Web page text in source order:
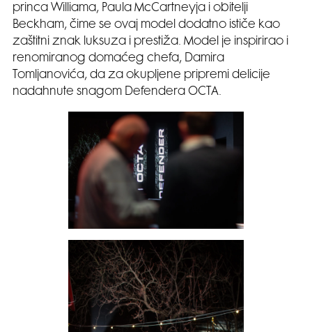
princa Williama, Paula McCartneyja i obitelji
Beckham, čime se ovaj model dodatno ističe kao
zaštitni znak luksuza i prestiža. Model je inspirirao i
renomiranog domaćeg chefa, Damira
Tomljanovića, da za okupljene pripremi delicije
nadahnute snagom Defendera OCTA.